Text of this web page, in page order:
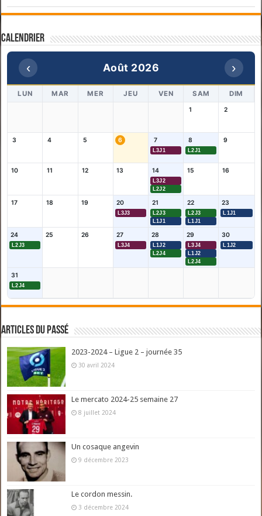
Calendrier
‹ Août 2026 ›
LUN MAR MER JEU VEN SAM DIM
1 2
3 4 5 6 7
L3J1
8
L2J1
9
10 11 12 13 14
L3J2
L2J2
15 16
17 18 19 20
L3J3
21
L2J3
L1J1
22
L2J3
L1J1
23
L1J1
24
L2J3
25 26 27
L3J4
28
L1J2
L2J4
29
L3J4
L1J2
L2J4
30
L1J2
31
L2J4
Articles du passé
2023-2024 – Ligue 2 – journée 35
30 avril 2024
Le mercato 2024-25 semaine 27
8 juillet 2024
Un cosaque angevin
9 décembre 2023
Le cordon messin.
3 décembre 2024